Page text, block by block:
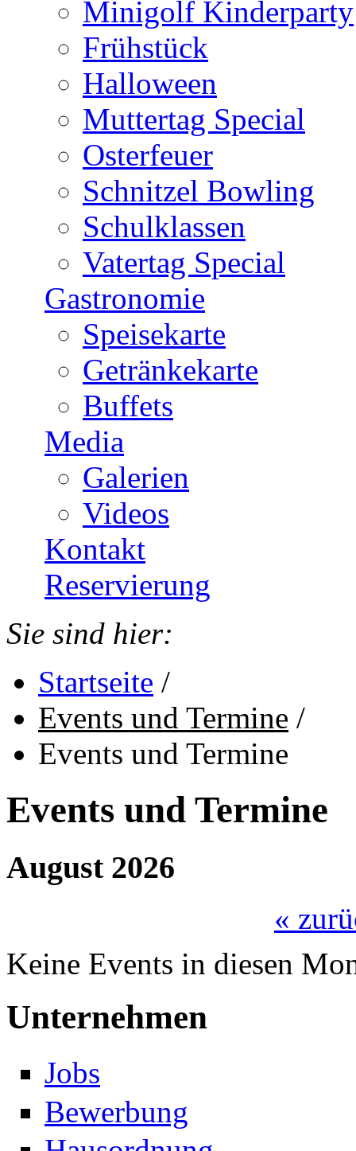
Minigolf Kinderparty
Frühstück
Halloween
Muttertag Special
Osterfeuer
Schnitzel Bowling
Schulklassen
Vatertag Special
Gastronomie
Speisekarte
Getränkekarte
Buffets
Media
Galerien
Videos
Kontakt
Reservierung
Sie sind hier:
Startseite /
Events und Termine /
Events und Termine
Events und Termine
August 2026
«
Keine Events in diesen
Unternehmen
Jobs
Bewerbung